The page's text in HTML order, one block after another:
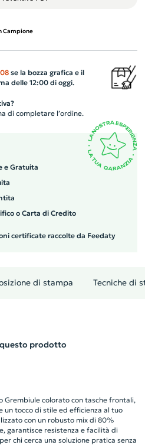
Campione
se la bozza grafica e il
delle 12:00 di oggi.
di completare l’ordine.
e Gratuita
o Carta di Credito
certificate raccolte da Feedaty
di stampa Tecniche di
prodotto
Grembiule colorato con tasche frontali,
un tocco di stile ed efficienza al tuo
con un robusto mix di 80%
garantisce resistenza e facilità di
chi cerca una soluzione pratica senza